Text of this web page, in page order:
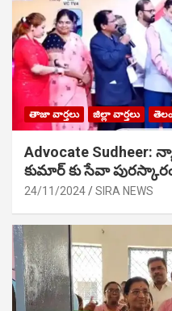
తాజా వార్తలు జిల్లా వార్తలు
Advocate Sudheer:
కుమార్ కు సేవా
24/11/2024 SIRA NEWS